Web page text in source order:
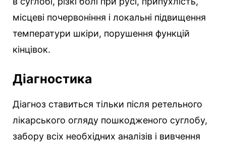
місцеві почервоніння і локальні підвищення
температури шкіри, порушення функцій
кінцівок.
Діагностика
Діагноз ставиться тільки після ретельного
лікарського огляду пошкодженого суглобу,
забору всіх необхідних аналізів і вивчення